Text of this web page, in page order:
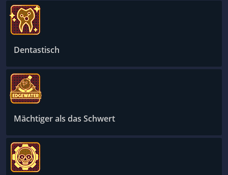
Dentastisch
Mächtiger als das Schwert